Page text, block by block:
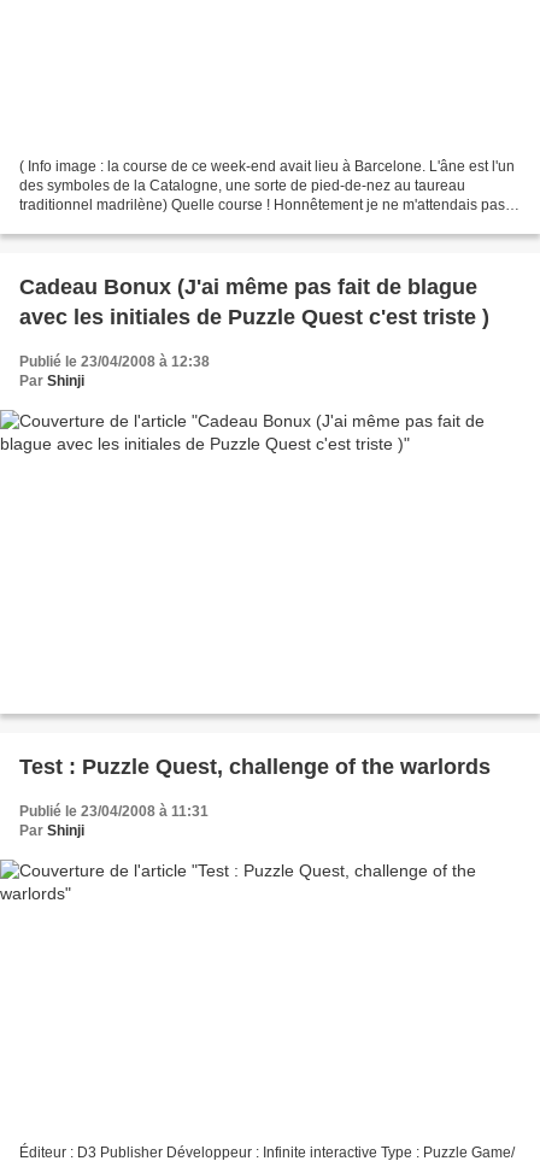
( Info image : la course de ce week-end avait lieu à Barcelone. L'âne est l'un
des symboles de la Catalogne, une sorte de pied-de-nez au taureau
traditionnel madrilène) Quelle course ! Honnêtement je ne m'attendais pas à
Cadeau Bonux (J'ai même pas fait de blague
avec les initiales de Puzzle Quest c'est triste )
Publié le 23/04/2008 à 12:38
Par Shinji
Test : Puzzle Quest, challenge of the warlords
Publié le 23/04/2008 à 11:31
Par Shinji
Éditeur : D3 Publisher Développeur : Infinite interactive Type : Puzzle Game/